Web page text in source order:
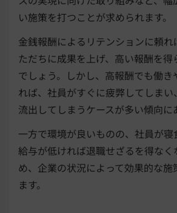
い施策を打つことが求められます。
金銭報酬によるリテンションに頼
ただちに成果を上げ、高い報酬を得
でしょう。しかし、高報酬でも働き
れば、社員がすぐに疲弊してしま
流出してしまうケースが多い傾向に
一方で環境が良いものの、社員が
給与が低ければ退職せざるを得なく
め、企業の状況によって効果的な施
ます。